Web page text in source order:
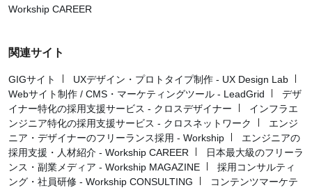
Workship CAREER
関連サイト
GIGサイト
UXデザイン・プロトタイプ制作 - UX Design Lab
Webサイト制作 / CMS・マーケティングツール - LeadGrid
デザ
イナー特化の採用支援サービス - クロスデザイナー
インフラエ
ンジニア特化の採用支援サービス - クロスネットワーク
エンジ
ニア・デザイナーのフリーランス採用 - Workship
エンジニアの
採用支援・人材紹介 - Workship CAREER
日本最大級のフリーラ
ンス・副業メディア - Workship MAGAZINE
採用コンサルティ
ング・社員研修 - Workship CONSULTING
コンテンツマーケテ